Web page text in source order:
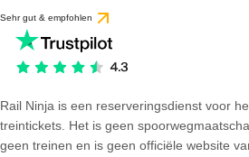
Sehr gut & empfohlen
Rail Ninja is een reserveringsdienst voor
treintickets. Het is geen
geen treinen en is geen officiële website